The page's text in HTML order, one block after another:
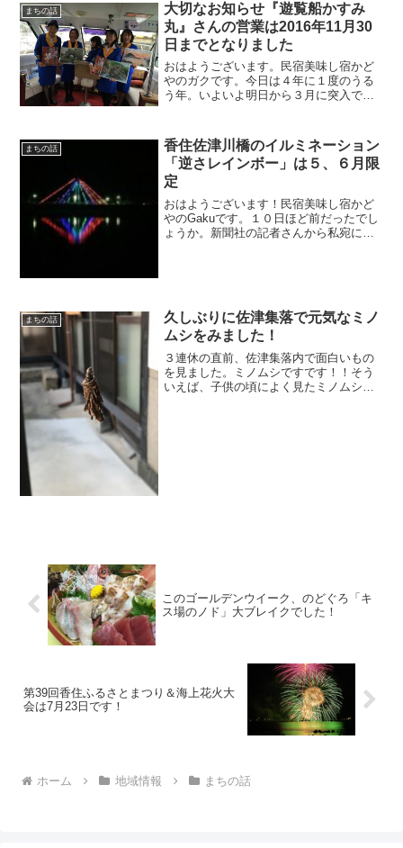
まちの話
大切なお知らせ『遊覧船かすみ
丸』さんの営業は2016年11月30
日までとなりました
おはようございます。民宿美味し宿かど
やのガクです。今日は４年に１度のうる
う年。いよいよ明日から３月に突入では
を越す暖かい気候に。寒暖の差に体調を
崩さないように留意してい...
まちの話
香住佐津川橋のイルミネーション
「逆さレインボー」は５、６月限
定
おはようございます！民宿美味し宿かど
やのGakuです。１０日ほど前だったでし
ょうか。新聞社の記者さんから私宛に電
まちの話
久しぶりに佐津集落で元気なミノ
ムシをみました！
３連休の直前、佐津集落内で面白いもの
を見ました。ミノムシですです！！そう
いえば、子供の頃によく見たミノムシな
このゴールデンウイーク、のどぐろ「キ
ス場のノド」大ブレイクでした！
第39回香住ふるさとまつり＆海上花火大
会は7月23日です！
ホーム 地域情報 まちの話